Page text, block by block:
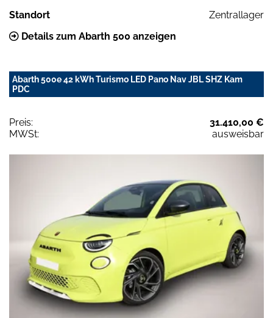
Standort
Zentrallager
Details zum Abarth 500 anzeigen
Abarth 500e 42 kWh Turismo LED Pano Nav JBL SHZ Kam
PDC
Preis:
31.410,00 €
MWSt:
ausweisbar